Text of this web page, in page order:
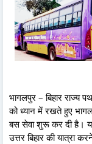
भागलपुर – बिहार राज्य
को ध्यान में रखते हुए
बस सेवा शुरू कर दी है।
उत्तर बिहार की यात्रा